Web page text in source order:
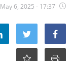
الاقتصاد
الحوادث
التعليم
May 6, 2025 - 17:37